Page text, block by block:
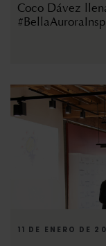
Coco Dávez
11 DE ENERO DE